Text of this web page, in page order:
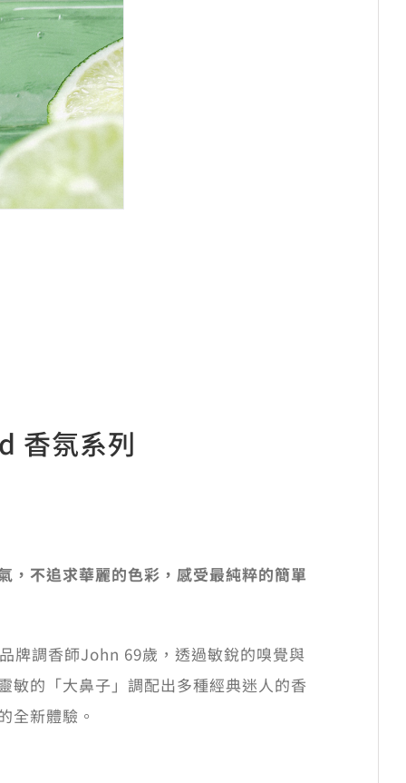
香氛系列
，不追求華麗的色彩，感受最純粹的簡單
牌調香師John 69歲，透過敏銳的嗅覺與
敏的「大鼻子」調配出多種經典迷人的香
全新體驗。